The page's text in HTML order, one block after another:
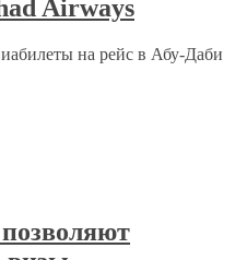
Airways
на рейс в Абу-Даби